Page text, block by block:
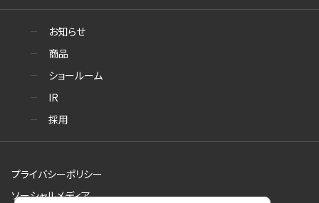
お知らせ
商品
ショールーム
IR
採用
プライバシーポリシー
ソーシャルメディア